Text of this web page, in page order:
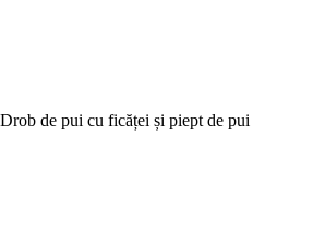
Drob de pui cu ficăței și piept de pui